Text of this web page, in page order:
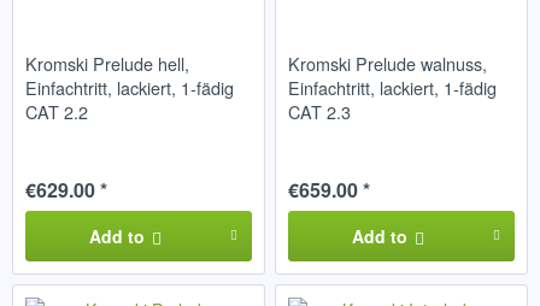
Kromski Prelude hell,
Einfachtritt, lackiert, 1-fädig
CAT 2.2
€629.00 *
Add to
Kromski Prelude walnuss,
Einfachtritt, lackiert, 1-fädig
CAT 2.3
€659.00 *
Add to